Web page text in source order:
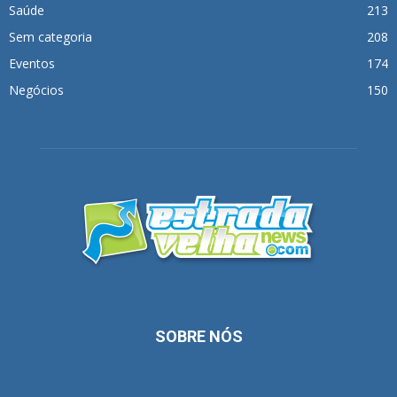
Saúde
213
Sem categoria
208
Eventos
174
Negócios
150
SOBRE NÓS